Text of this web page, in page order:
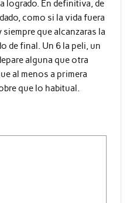
logrado. En definitiva, de
como si la vida fuera
que alcanzaras la
de final. Un 6 la peli, un
alguna que otra
al menos a primera
que lo habitual.